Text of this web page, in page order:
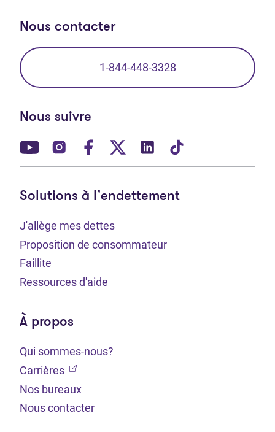
Nous contacter
1-844-448-3328
Nous suivre
(Ouvre dans un nouvel onglet)
(Ouvre dans un nouvel onglet)
(Ouvre dans un nouvel onglet)
(Ouvre dans un nouvel
(Ouvre dans un
Solutions à l’endettement
J'allège mes dettes
Proposition de consommateur
Faillite
Ressources d'aide
À propos
Qui sommes-nous?
Carrières (Ouvre dans un nouvel onglet)
Nos bureaux
Nous contacter